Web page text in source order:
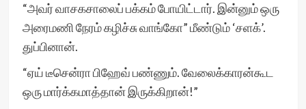
“அவர் வாசகசாலைப் பக்கம் போயிட்டார். இன்னும் ஒரு
அரைமணி நேரம் கழிச்சு வாங்கோ” மீண்டும் ‘சளக்’.
துப்பினான்.
“ஏய் டீசென்ரா பிஹேவ் பண்ணும். வேலைக்காரன்கூட
ஒரு மார்க்கமாத்தான் இருக்கிறான்!”